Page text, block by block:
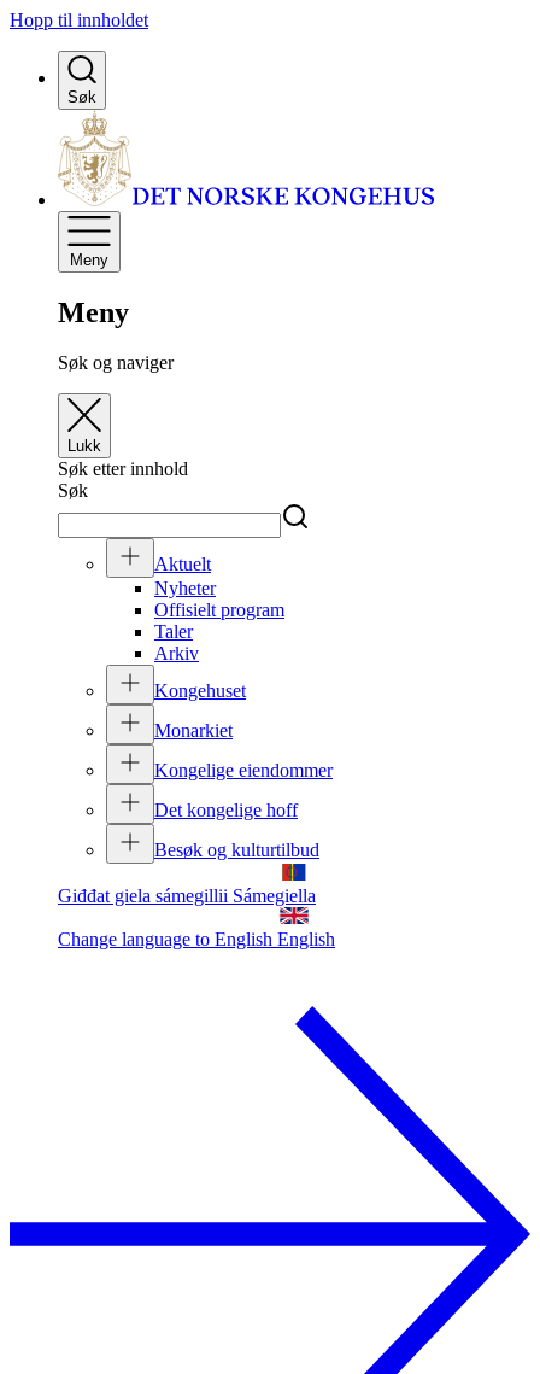
Hopp til innholdet
Søk
Meny
Meny
Søk og naviger
Lukk
Søk etter innhold
Søk
Aktuelt
Nyheter
Offisielt program
Taler
Arkiv
Kongehuset
Monarkiet
Kongelige eiendommer
Det kongelige hoff
Besøk og kulturtilbud
Giđđat giela sámegillii Sámegiella
Change language to English English